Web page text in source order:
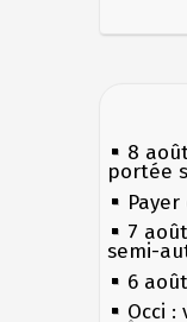
8
portée
7
semi-
6
Occi